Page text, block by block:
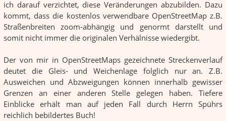
ich darauf verzichtet, diese Veränderungen abzubilden. Dazu
kommt, dass die kostenlos verwendbare OpenStreetMap z.B.
Straßenbreiten zoom-abhängig und genormt darstellt und
somit nicht immer die originalen Verhälnisse wiedergibt.
Der von mir in OpenStreetMaps gezeichnete Streckenverlauf
deutet die Gleis- und Weichenlage folglich nur an. Z.B.
Ausweichen und Abzweigungen können innerhalb gewisser
Grenzen an einer anderen Stelle gelegen haben. Tiefere
Einblicke erhält man auf jeden Fall durch Herrn Spührs
reichlich bebildertes Buch!